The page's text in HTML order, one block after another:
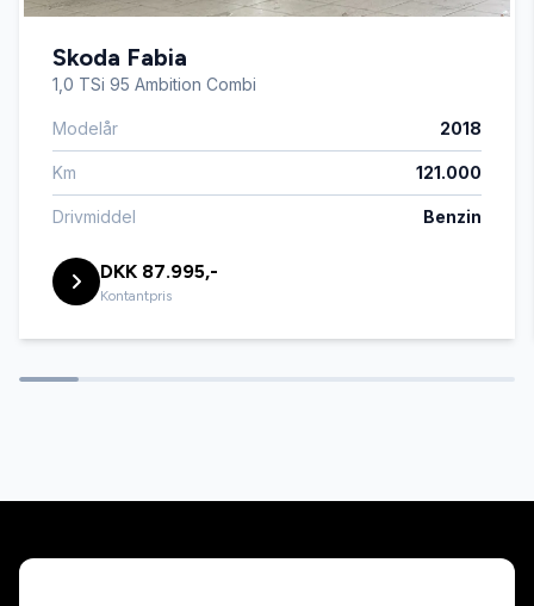
AUX tilslutning
Bakkamera
Buet lys
Dual zone klimaanlæg
Skoda Fabia
1,0 TSi 95 Ambition Combi
Modelår 2018
Km 121.000
Drivmiddel Benzin
DKK 87.995,-
Kontantpris